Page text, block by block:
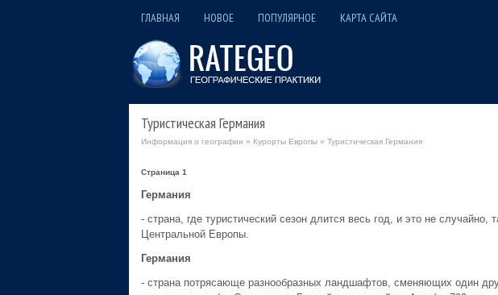
ГЛАВНАЯ НОВОЕ ПОПУЛЯРНОЕ КАРТА САЙТА
Туристическая Германия
Информация о географии » Курорты Европы» Туристическая Германия
Страница 1
Германия
- страна, где туристический сезон длится весь год, и это не случайно,
Центральной Европы.
Германия
- страна потрясающе разнообразных ландшафтов, сменяющих один